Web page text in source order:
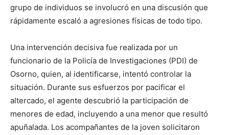
grupo de individuos se involucró en una discusión que
rápidamente escaló a agresiones físicas de todo tipo.
Una intervención decisiva fue realizada por un
funcionario de la Policía de Investigaciones (PDI) de
Osorno, quien, al identificarse, intentó controlar la
situación. Durante sus esfuerzos por pacificar el
altercado, el agente descubrió la participación de
menores de edad, incluyendo a una menor que resultó
apuñalada. Los acompañantes de la joven solicitaron